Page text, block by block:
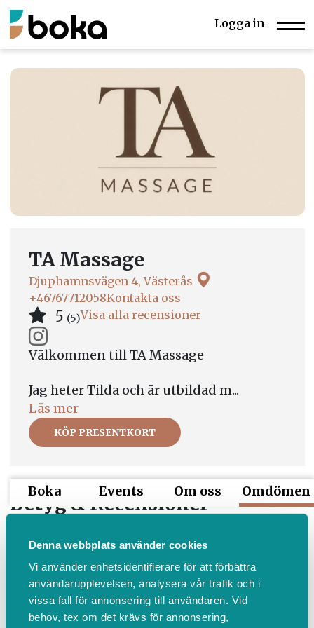
Denna webbplats använder cookies
Vi använder enhetsidentifierare för att förbättra
användarupplevelsen, analysera vår trafik och i
vissa fall för annonsering till användaren. Vid
behov, tex om det krävs för annonsering,
Logga in
TA Massage
Djuphamnsvägen 4, Västerås
+46767712058Kontakta oss
5 (5)Visa alla recensioner
Välkommen till TA Massage
Jag heter Tilda och är utbildad m...
Läs mer
KÖP PRESENTKORT
Boka Events Om oss Omdömen
Betyg & Recensioner
Anonym användare
för ungefär 1 månad sedan
5 av 5 stjärnor